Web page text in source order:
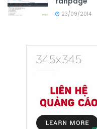
23/09/2014